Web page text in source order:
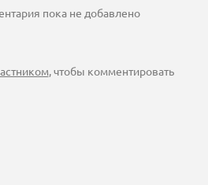
пока не добавлено
, чтобы комментировать